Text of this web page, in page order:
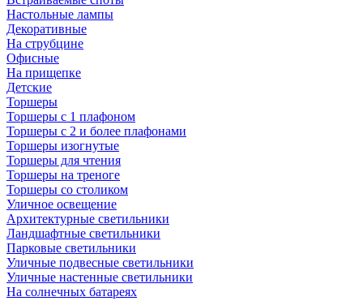
Настольные лампы
Декоративные
На струбцине
Офисные
На прищепке
Детские
Торшеры
Торшеры с 1 плафоном
Торшеры с 2 и более плафонами
Торшеры изогнутые
Торшеры для чтения
Торшеры на треноге
Торшеры со столиком
Уличное освещение
Архитектурные светильники
Ландшафтные светильники
Парковые светильники
Уличные подвесные светильники
Уличные настенные светильники
На солнечных батареях